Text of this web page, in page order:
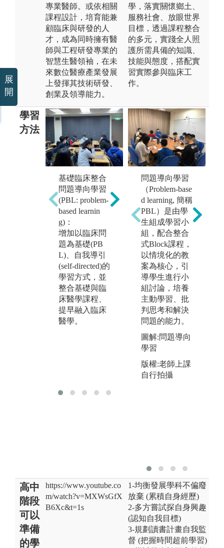
專業醫師。或依相關
課程設計，培育能兼
顧臨床與研發的人
才，成為同時擁有醫
師與工程研發專業的
智慧生醫領袖，在未
來數位醫療產業發展
上發揮其技術研發、
創業及領導能力。
學，落實關懷鄉土、
服務社會、放眼世界
目標，透過課程整合
的多元，實踐全人照
護所需具備的知識、
技能與態度，搭配實
習實際參與臨床工
作。
學習
方法
基礎臨床整合
問題導向學習
(PBL: problem-
based learnin
g)：
增加以臨床問
題為基礎(PB
L)、自我導引
(self-directed)的
學習方式，並
整合基礎與臨
床醫學課程、
提早融入臨床
醫學。
課堂講授:課程
包含數個學習
區段(learning bl
ocks)，每一區
段包含數週之
授課及問題導
向學習PBL病
案討論，並且
融入適度之醫
病關係(Physici
ans and Societ
y)，以及段考
測驗。講堂授
課及實驗課程
涵蓋各學習區
段之核心概
念， 作為瞭解
臨床病案之基
礎知識。
問題導向學習
（Problem-base
d learning, 簡稱
PBL）是由學
生組成學習小
組，配合整合
式Block課程，
以情境化的教
案為核心，引
導學生進行小
組討論，培養
主動學習、批
判思考和解決
問題的能力。
圖解:問題導向
學習
版權:老師上課
自行拍攝
高中
階段
可以
準備
的學
https://www.youtube.co
m/watch?v=MXWsGfX
B6Xc&t=1s
1-均衡發展學科不偏廢
放棄 (累積自身經歷)
2-多方嘗試探自身興趣
(認知自我目標)
3-規劃讀書計畫自我監
督 (把握時間超前學習)
展
開